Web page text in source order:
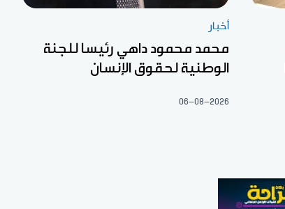
أخبار
محمد محمود داهي رئيسا للجنة
الوطنية لحقوق الإنسان
06-08-2026